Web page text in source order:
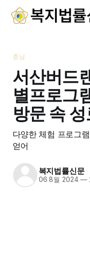
충남
서산버드
별프로그
방문 속
다양한 체험 프로그
얻어
복지법률신문
06 8월 2024 —